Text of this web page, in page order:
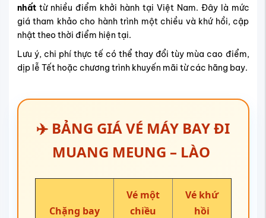
nhấttừ nhiều điểm khởi hành tại Việt Nam. Đây là mức
giá tham khảo cho hành trình một chiều và khứ hồi, cập
nhật theo thời điểm hiện tại.
Lưu ý, chi phí thực tế có thể thay đổi tùy mùa cao điểm,
dịp lễ Tết hoặc chương trình khuyến mãi từ các hãng bay.
✈️ BẢNG GIÁ VÉ MÁY BAY ĐI
MUANG MEUNG – LÀO
Chặng bay
Vé một
chiều
Vé khứ
hồi